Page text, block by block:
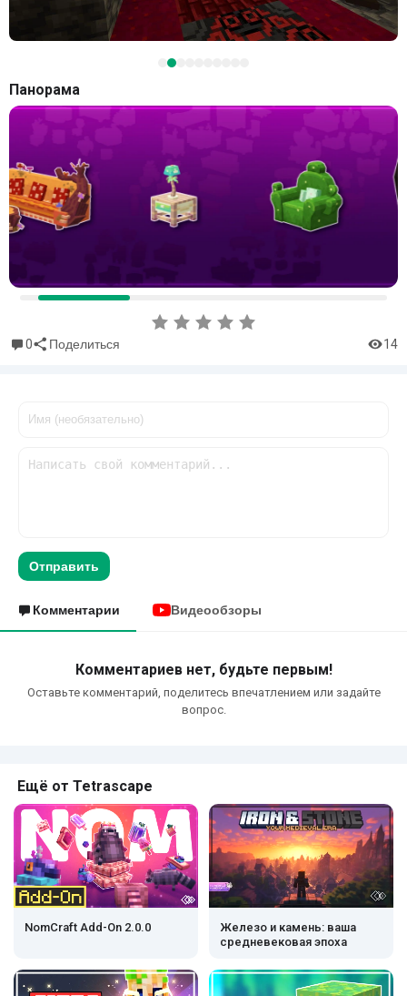
Панорама
0 Поделиться 14
Отправить
Комментарии Видеообзоры
Комментариев нет, будьте первым!
Оставьте комментарий, поделитесь впечатлением или задайте
вопрос.
Ещё от Tetrascape
NomCraft Add-On 2.0.0
Железо и камень: ваша
средневековая эпоха